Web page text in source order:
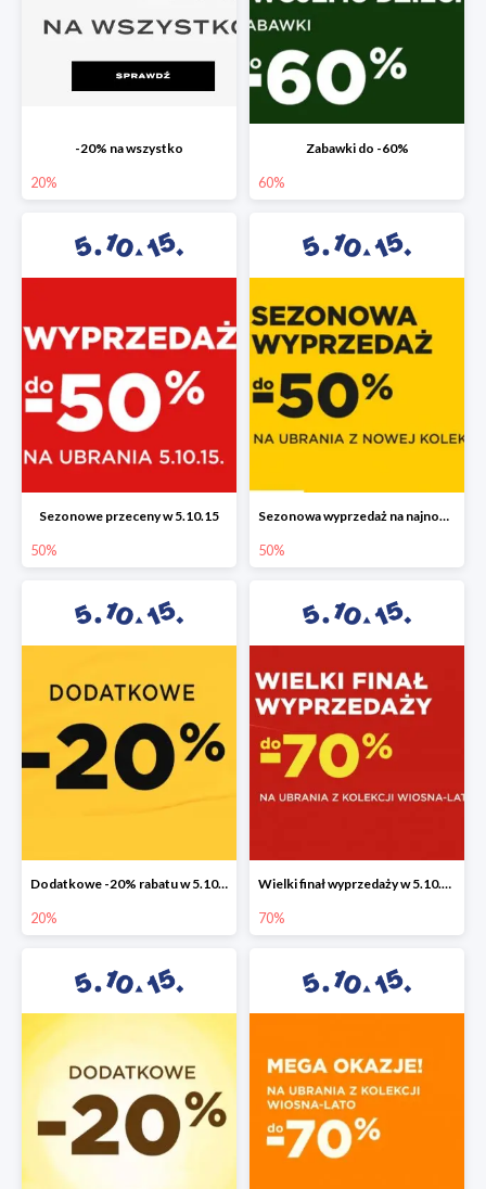
-20% na wszystko
20%
Zabawki do -60%
60%
Sezonowe przeceny w 5.10.15
50%
Sezonowa wyprzedaż na najnowszą kolekcję do -50%
50%
Dodatkowe -20% rabatu w 5.10.15
20%
Wielki finał wyprzedaży w 5.10.15 do -70%
70%